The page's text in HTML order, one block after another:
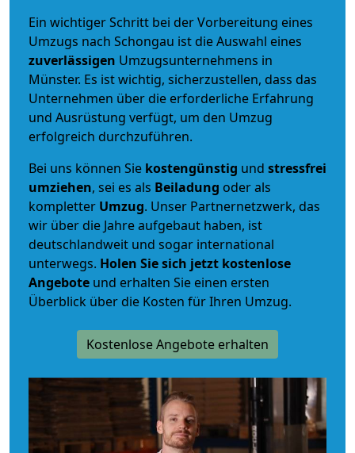
Ein wichtiger Schritt bei der Vorbereitung eines
Umzugs nach Schongau ist die Auswahl eines
zuverlässigen Umzugsunternehmens in
Münster. Es ist wichtig, sicherzustellen, dass das
Unternehmen über die erforderliche Erfahrung
und Ausrüstung verfügt, um den Umzug
erfolgreich durchzuführen.
Bei uns können Sie kostengünstig und stressfrei
umziehen, sei es als Beiladung oder als
kompletter Umzug. Unser Partnernetzwerk, das
wir über die Jahre aufgebaut haben, ist
deutschlandweit und sogar international
unterwegs. Holen Sie sich jetzt kostenlose
Angebote und erhalten Sie einen ersten
Überblick über die Kosten für Ihren Umzug.
Kostenlose Angebote erhalten